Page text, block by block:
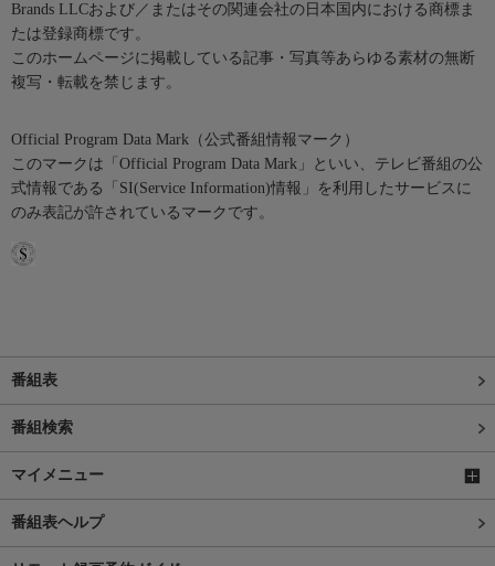
Brands LLCおよび／またはその関連会社の日本国内における商標ま
たは登録商標です。
このホームページに掲載している記事・写真等あらゆる素材の無断
複写・転載を禁じます。
Official Program Data Mark（公式番組情報マーク）
このマークは「Official Program Data Mark」といい、テレビ番組の公
式情報である「SI(Service Information)情報」を利用したサービスに
のみ表記が許されているマークです。
番組表
番組検索
マイメニュー
番組表ヘルプ